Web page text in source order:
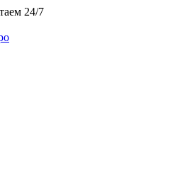
24/7